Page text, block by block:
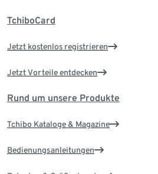
TchiboCard
Jetzt kostenlos registrieren
Jetzt Vorteile entdecken
Rund um unsere Produkte
Tchibo Kataloge & Magazine
Bedienungsanleitungen